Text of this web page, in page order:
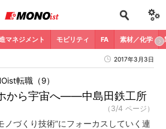
マネジメント モビリティ FA 素材／化学
2017年3月3日
から宇宙へ――中島田鉄工所
転職（9）
（3/4 ページ）
ノづくり技術”にフォーカスしていく連